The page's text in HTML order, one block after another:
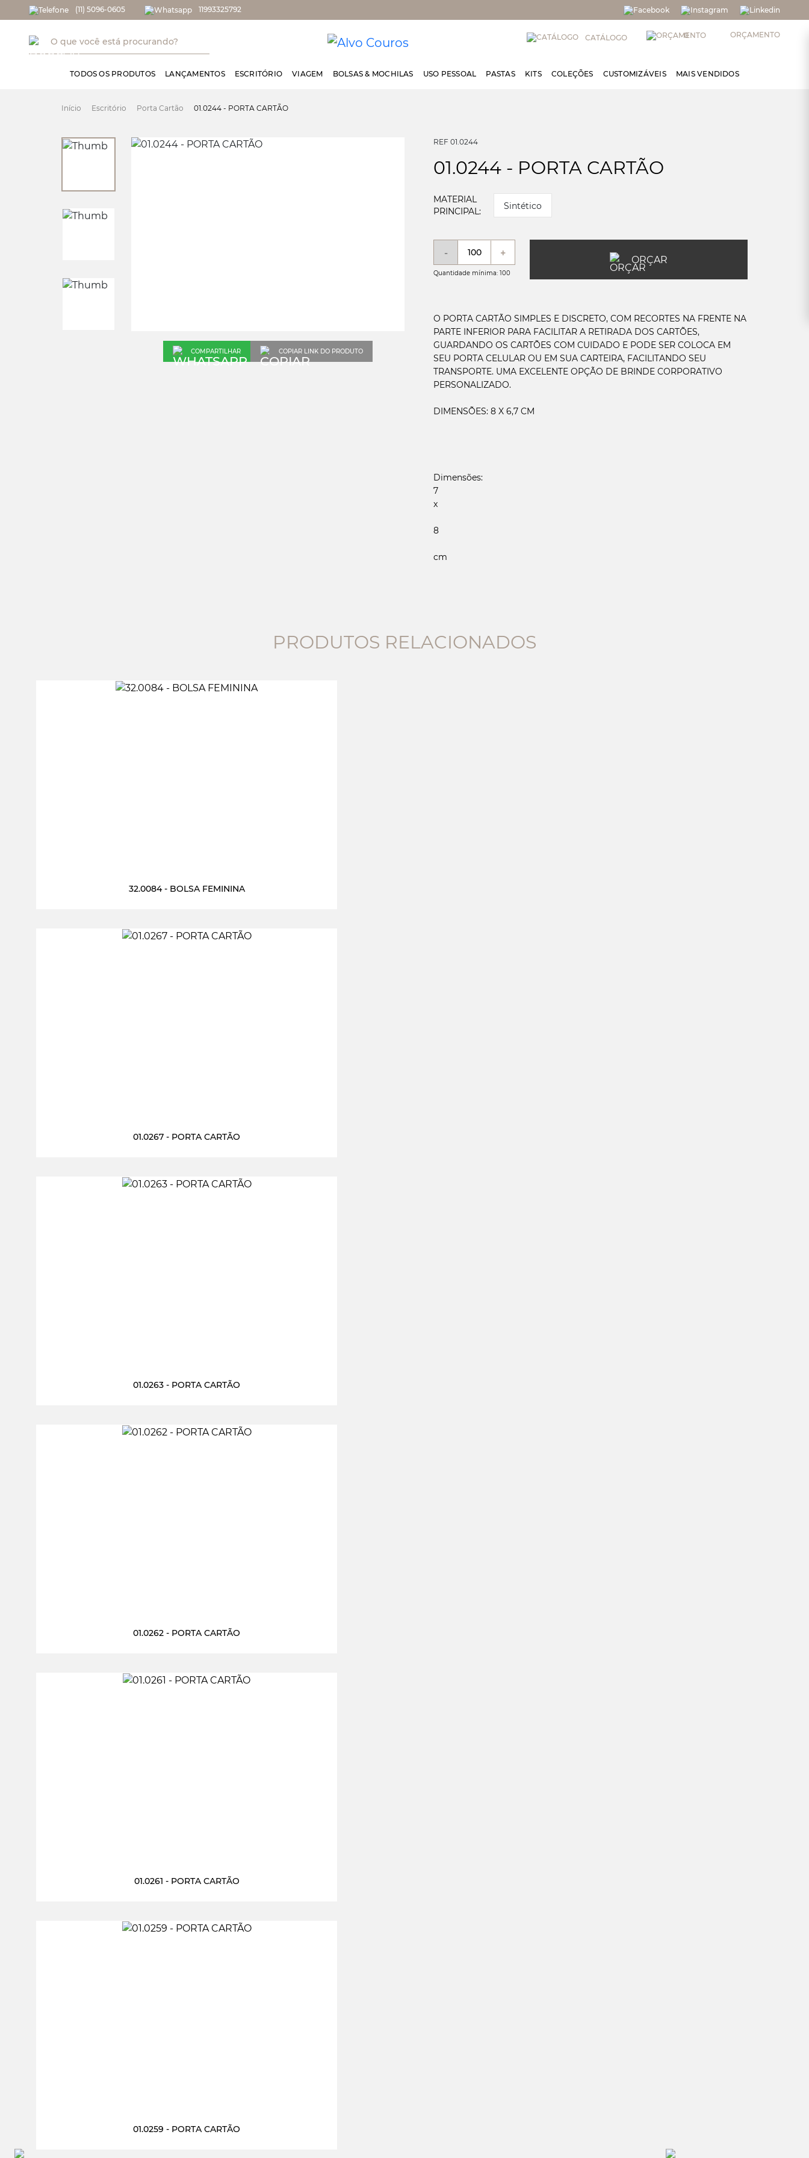
(11) 5096-0605 11993325792
CATÁLOGO 0 ORÇAMENTO
TODOS OS PRODUTOS LANÇAMENTOS ESCRITÓRIO VIAGEM BOLSAS & MOCHILAS USO PESSOAL PASTAS KITS COLEÇÕES CUSTOMIZÁVEIS MAIS VENDIDOS
Início Escritório Porta Cartão 01.0244 - PORTA CARTÃO
COMPARTILHAR COPIAR LINK DO PRODUTO
REF 01.0244
01.0244 - PORTA CARTÃO
MATERIAL
PRINCIPAL:
Sintético
- +
Quantidade mínima: 100
ORÇAR
O PORTA CARTÃO SIMPLES E DISCRETO, COM RECORTES NA FRENTE NA
PARTE INFERIOR PARA FACILITAR A RETIRADA DOS CARTÕES,
GUARDANDO OS CARTÕES COM CUIDADO E PODE SER COLOCA EM
SEU PORTA CELULAR OU EM SUA CARTEIRA, FACILITANDO SEU
TRANSPORTE. UMA EXCELENTE OPÇÃO DE BRINDE CORPORATIVO
PERSONALIZADO.
Dimensões:
7
x
8
cm
PRODUTOS RELACIONADOS
32.0084 - BOLSA FEMININA
01.0267 - PORTA CARTÃO
01.0263 - PORTA CARTÃO
01.0262 - PORTA CARTÃO
01.0261 - PORTA CARTÃO
01.0259 - PORTA CARTÃO